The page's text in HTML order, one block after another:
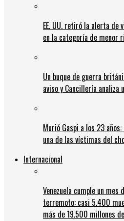
EE. UU. retiró la alerta de
en la categoría de menor
Un buque de guerra
aviso y Cancillería analiza
Murió Gaspi a los 23
una de las víctimas del
Internacional
Venezuela cumple un
terremoto: casi 5.400
más de 19.500 millones